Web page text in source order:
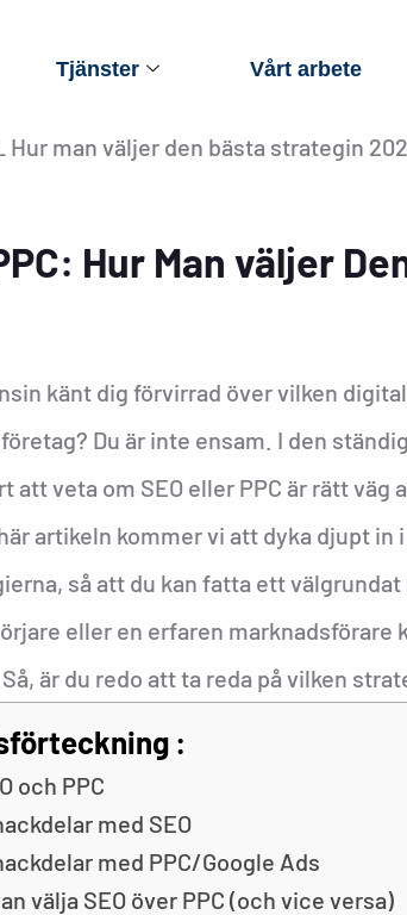
Tjänster Vårt arbete
Hur Man väljer
känt dig förvirrad över vilken
Du är inte ensam. I den
att veta om SEO eller PPC är rätt väg
artikeln kommer vi att dyka djupt in
så att du kan fatta ett
eller en erfaren
är du redo att ta reda på vilken
:
och PPC
med SEO
med PPC/Google Ads
välja SEO över PPC (och vice versa)